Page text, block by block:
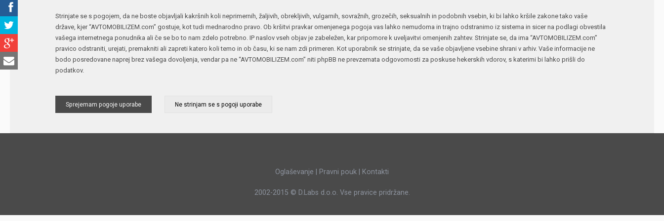
TEHNIČNA VPRAŠANJA
ROK ČERNJAVSKI
AVTOPLIN
Strinjate se s pogojem, da ne boste objavljali kakršnih koli neprimernih, žaljivih, obrekljivih, vulgarnih, sovražnih, grozečih, seksualnih in podobnih vsebin, ki bi lahko kršile zakone tako vaše
države, kjer “AVTOMOBILIZEM.com” gostuje, kot tudi mednarodno pravo. Ob kršitvi pravkar omenjenega pogoja vas lahko nemudoma in trajno odstranimo iz sistema in sicer na podlagi obvestila
vašega internetnega ponudnika ali če se bo to nam zdelo potrebno. IP naslov vseh objav je zabeležen, kar pripomore k uveljavitvi omenjenih zahtev. Strinjate se, da ima “AVTOMOBILIZEM.com”
pravico odstraniti, urejati, premakniti ali zapreti katero koli temo in ob času, ki se nam zdi primeren. Kot uporabnik se strinjate, da se vaše objavljene vsebine shrani v arhiv. Vaše informacije ne
bodo posredovane naprej brez vašega dovoljenja, vendar pa ne “AVTOMOBILIZEM.com” niti phpBB ne prevzemata odgovornosti za poskuse hekerskih vdorov, s katerimi bi lahko prišli do
podatkov.
Oglaševanje Pravni pouk Kontakti
2002-2015 © D.Labs d.o.o. Vse pravice pridržane.